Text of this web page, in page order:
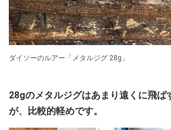
ダイソーのルアー「メタルジグ 28g」
28gのメタルジグはあまり遠くに飛ば
が、比較的軽めです。